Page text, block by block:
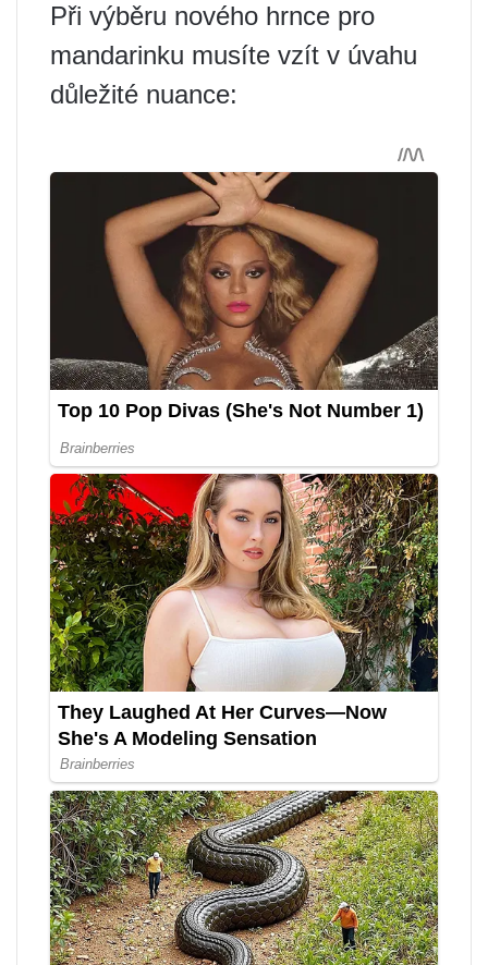
Při výběru nového hrnce pro
mandarinku musíte vzít v úvahu
důležité nuance: